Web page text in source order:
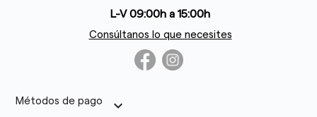
L-V 09:00h a 15:00h
Consúltanos lo que necesites
Métodos de pago keyboard_arrow_down